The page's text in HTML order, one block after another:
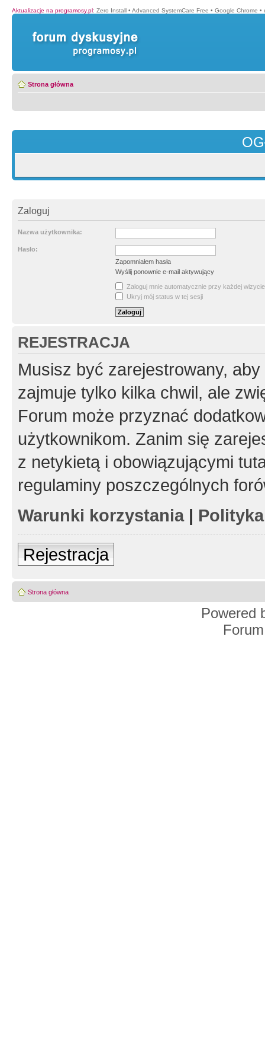
Aktualizacje na programosy.pl: Zero Install • Advanced SystemCare Free • Google Chrome •
Strona główna
Zaloguj
Nazwa użytkownika:
Hasło:
Zapomniałem hasła
Wyślij ponownie e-mail aktywujący
Zaloguj mnie automatycznie przy każdej wizycie
Ukryj mój status w tej sesji
REJESTRACJA
Musisz być zarejestrowany,
zajmuje tylko kilka chwil, ale
Forum może przyznać
użytkownikom. Zanim się
z netykietą i obowiązującymi
regulaminy poszczególnych
Warunki korzystania|
Rejestracja
Strona główna
Powered